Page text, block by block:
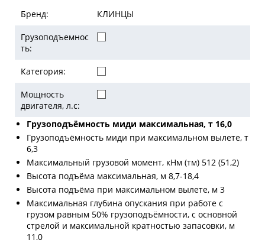
Бренд:
КЛИНЦЫ
Грузоподъемнос
ть:
Категория:
Мощность
двигателя, л.с:
Грузоподъёмность миди максимальная, т 16,0
Грузоподъёмность миди при максимальном вылете, т
6,3
Максимальный грузовой момент, кНм (тм) 512 (51,2)
Высота подъёма максимальная, м 8,7-18,4
Высота подъёма при максимальном вылете, м 3
Максимальная глубина опускания при работе с
грузом равным 50% грузоподъёмности, с основной
стрелой и максимальной кратностью запасовки, м
11,0